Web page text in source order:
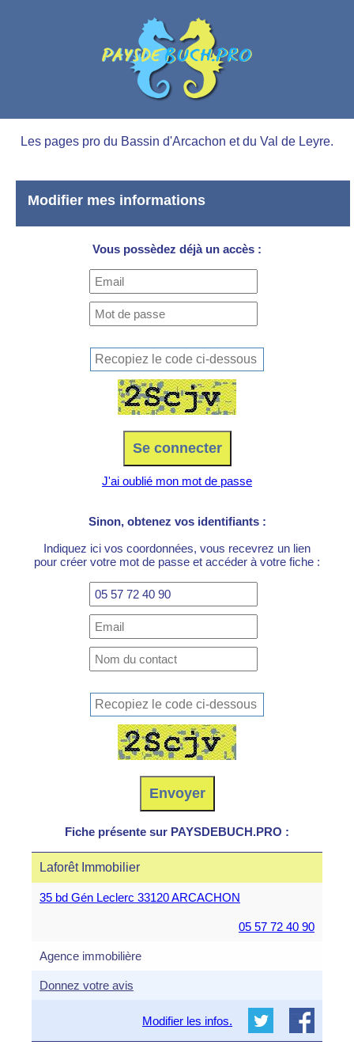
Les pages pro du Bassin d'Arcachon et du Val de Leyre.
Modifier mes informations
Vous possèdez déjà un accès :
J'ai oublié mon mot de passe
Sinon, obtenez vos identifiants :
Indiquez ici vos coordonnées, vous recevrez un lien
pour créer votre mot de passe et accéder à votre fiche :
Fiche présente sur PAYSDEBUCH.PRO :
Laforêt Immobilier
35 bd Gén Leclerc 33120 ARCACHON
05 57 72 40 90
Agence immobilière
Donnez votre avis
Modifier les infos.